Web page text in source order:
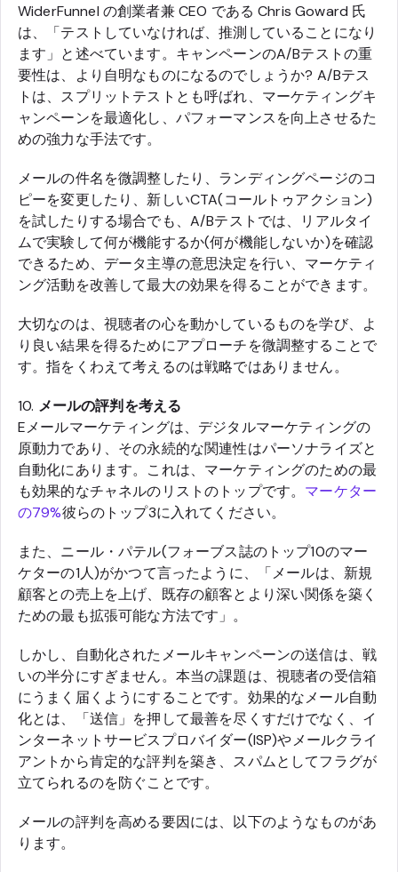
WiderFunnel の創業者兼 CEO である Chris Goward 氏
は、「テストしていなければ、推測していることになり
ます」と述べています。キャンペーンのA/Bテストの重
要性は、より自明なものになるのでしょうか? A/Bテス
トは、スプリットテストとも呼ばれ、マーケティングキ
ャンペーンを最適化し、パフォーマンスを向上させるた
めの強力な手法です。
メールの件名を微調整したり、ランディングページのコ
ピーを変更したり、新しいCTA(コールトゥアクション)
を試したりする場合でも、A/Bテストでは、リアルタイ
ムで実験して何が機能するか(何が機能しないか)を確認
できるため、データ主導の意思決定を行い、マーケティ
ング活動を改善して最大の効果を得ることができます。
大切なのは、視聴者の心を動かしているものを学び、よ
り良い結果を得るためにアプローチを微調整することで
す。指をくわえて考えるのは戦略ではありません。
10. メールの評判を考える
Eメールマーケティングは、デジタルマーケティングの
原動力であり、その永続的な関連性はパーソナライズと
自動化にあります。これは、マーケティングのための最
も効果的なチャネルのリストのトップです。 マーケター
の79%彼らのトップ3に入れてください。
また、ニール・パテル(フォーブス誌のトップ10のマー
ケターの1人)がかつて言ったように、「メールは、新規
顧客との売上を上げ、既存の顧客とより深い関係を築く
ための最も拡張可能な方法です」。
しかし、自動化されたメールキャンペーンの送信は、戦
いの半分にすぎません。本当の課題は、視聴者の受信箱
にうまく届くようにすることです。効果的なメール自動
化とは、「送信」を押して最善を尽くすだけでなく、イ
ンターネットサービスプロバイダー(ISP)やメールクライ
アントから肯定的な評判を築き、スパムとしてフラグが
立てられるのを防ぐことです。
メールの評判を高める要因には、以下のようなものがあ
ります。